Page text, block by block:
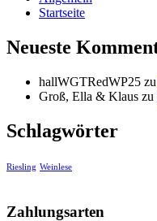
Startseite
Neueste
hallWGTRedWP25 zu
Groß, Ella & Klaus zu
Schlagwörter
Riesling Weinlese
oben
Zahlungsarten